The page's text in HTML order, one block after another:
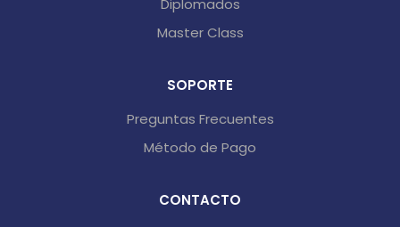
Diplomados
Master Class
SOPORTE
Preguntas Frecuentes
Método de Pago
CONTACTO